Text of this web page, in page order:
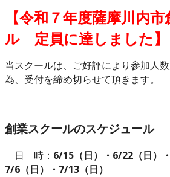
【令和７年度薩摩川内
ル 定員に達しました】
当スクールは、ご好評により参加人
為、受付を締め切らせて頂きます。
創業スクールのスケジュール
日 時： 6/15（日）・6/22（日）
7/6（日）・7/13（日）